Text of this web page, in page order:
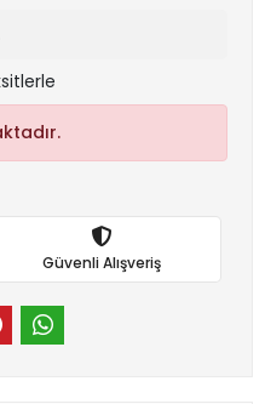
Güvenli Alışveriş